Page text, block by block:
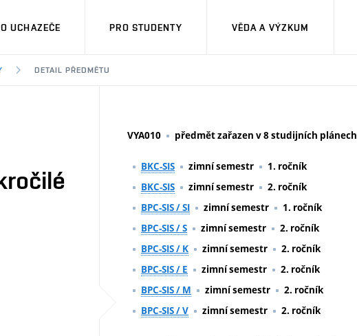
UCHAZEČE PRO STUDENTY VĚDA A VÝZKUM
DETAIL PŘEDMĚTU
VYA010 předmět zařazen v 8 studijních plánech
BKC-SIS zimní semestr
1. ročník
BKC-SIS
zimní semestr
2. ročník
BPC-SIS / SI
zimní semestr
1. ročník
BPC-SIS / S
zimní semestr
2. ročník
BPC-SIS / K
zimní semestr
2. ročník
BPC-SIS / E
zimní semestr
2. ročník
BPC-SIS / M
zimní semestr
2. ročník
BPC-SIS / V
zimní semestr 2. ročník